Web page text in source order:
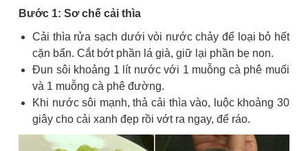
Bước 1: Sơ chế cải thìa
Cải thìa rửa sạch dưới vòi nước chảy để loại bỏ hết
cặn bẩn. Cắt bớt phần lá già, giữ lại phần bẹ non.
Đun sôi khoảng 1 lít nước với 1 muỗng cà phê muối
và 1 muỗng cà phê đường.
Khi nước sôi mạnh, thả cải thìa vào, luộc khoảng 30
giây cho cải xanh đẹp rồi vớt ra ngay, để ráo.